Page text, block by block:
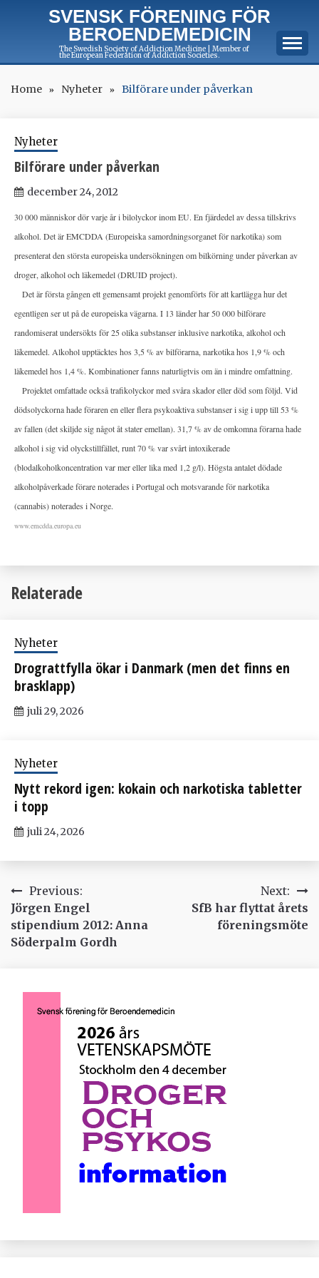
SVENSK FÖRENING FÖR
BEROENDEMEDICIN
The Swedish Society of Addiction Medicine | Member of
the European Federation of Addiction Societies.
Home Nyheter Bilförare under påverkan
Nyheter
Bilförare under påverkan
december 24, 2012
30 000 människor dör varje år i bilolyckor inom EU. En fjärdedel av dessa tillskrivs
alkohol. Det är EMCDDA (Europeiska samordningsorganet för narkotika) som
presenterat den största europeiska undersökningen om bilkörning under påverkan av
droger, alkohol och läkemedel (DRUID project).
Det är första gången ett gemensamt projekt genomförts för att kartlägga hur det
egentligen ser ut på de europeiska vägarna. I 13 länder har 50 000 bilförare
randomiserat undersökts för 25 olika substanser inklusive narkotika, alkohol och
läkemedel. Alkohol upptäcktes hos 3,5 % av bilförarna, narkotika hos 1,9 % och
läkemedel hos 1,4 %. Kombinationer fanns naturligtvis om än i mindre omfattning.
Projektet omfattade också trafikolyckor med svåra skador eller död som följd. Vid
dödsolyckorna hade föraren en eller flera psykoaktiva substanser i sig i upp till 53 %
av fallen (det skiljde sig något åt stater emellan). 31,7 % av de omkomna förarna hade
alkohol i sig vid olyckstillfället, runt 70 % var svårt intoxikerade
(blodalkoholkoncentration var mer eller lika med 1,2 g/l). Högsta antalet dödade
alkoholpåverkade förare noterades i Portugal och motsvarande för narkotika
(cannabis) noterades i Norge.
www.emcdda.europa.eu
Relaterade
Nyheter
Drograttfylla ökar i Danmark (men det finns en
brasklapp)
juli 29, 2026
Nyheter
Nytt rekord igen: kokain och narkotiska tabletter
i topp
juli 24, 2026
Inläggsnavigering
Previous:
Jörgen Engel
stipendium 2012: Anna
Söderpalm Gordh
Next:
SfB har flyttat årets
föreningsmöte